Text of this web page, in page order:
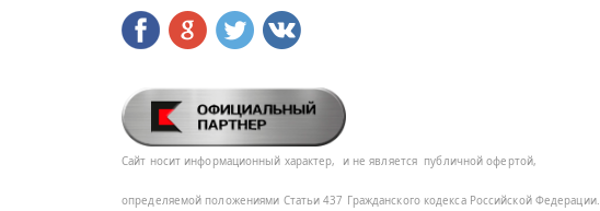
Сайт носит информационный характер, и не является публичной офертой,
определяемой положениями Статьи 437 Гражданского кодекса Российской Федерации.